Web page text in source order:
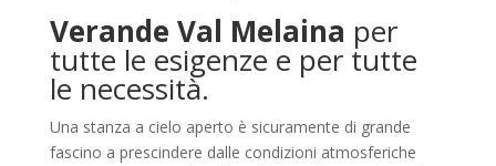
Verande Val Melaina per
tutte le esigenze e per tutte
le necessità.
Una stanza a cielo aperto è sicuramente di grande
fascino a prescindere dalle condizioni atmosferiche